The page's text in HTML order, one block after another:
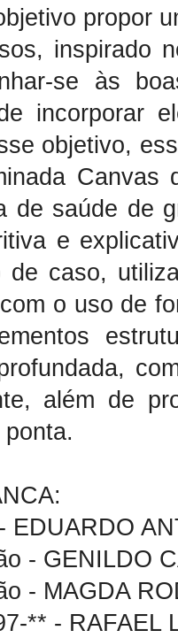
propor
inspirado
se às
incorporar
objetivo,
de saúde de
e
de caso,
o uso de
além de
EDUARDO
- GENILDO
- MAGDA
** - RAFAEL